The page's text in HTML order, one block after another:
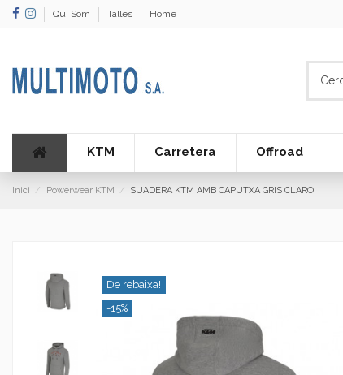
Qui Som Talles Home
KTM Carretera Offroad
Inici Powerwear KTM SUADERA KTM AMB CAPUTXA GRIS CLARO
De rebaixa!
-15%